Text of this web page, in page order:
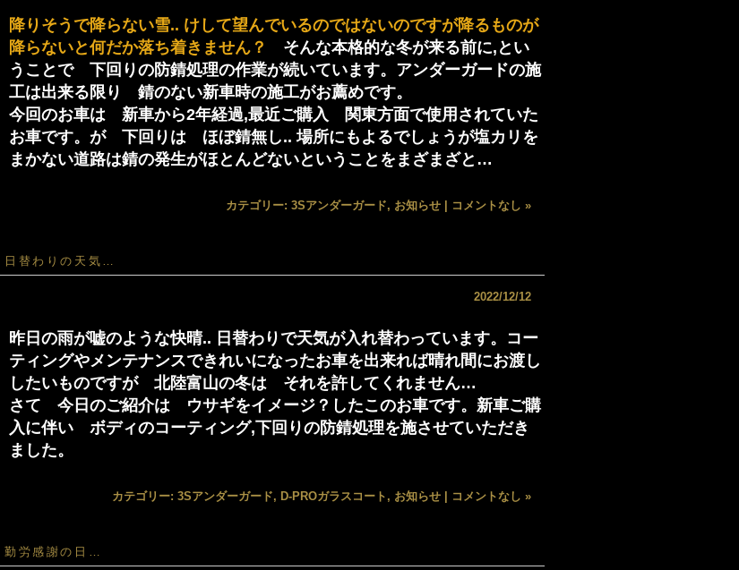
降りそうで降らない雪.. けして望んでいるのではないのですが降るものが
降らないと何だか落ち着きません？
そんな本格的な冬が来る前に,とい
うことで 下回りの防錆処理の作業が続いています。アンダーガードの施
工は出来る限り 錆のない新車時の施工がお薦めです。
今回のお車は 新車から2年経過,最近ご購入 関東方面で使用されていた
お車です。が 下回りは ほぼ錆無し.. 場所にもよるでしょうが塩カリを
まかない道路は錆の発生がほとんどないということをまざまざと…
カテゴリー: 3Sアンダーガード, お知らせ コメントなし »
日替わりの天気…
2022/12/12
昨日の雨が嘘のような快晴.. 日替わりで天気が入れ替わっています。コー
ティングやメンテナンスできれいになったお車を出来れば晴れ間にお渡し
したいものですが 北陸富山の冬は それを許してくれません…
さて 今日のご紹介は ウサギをイメージ？したこのお車です。新車ご購
入に伴い ボディのコーティング,下回りの防錆処理を施させていただき
ました。
カテゴリー: 3Sアンダーガード, D-PROガラスコート , お知らせ コメントなし »
勤労感謝の日…